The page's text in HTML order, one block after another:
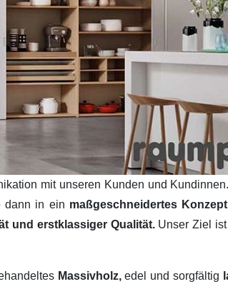
mit unseren Kunden und
dann in ein maßgeschneidertes Konzept
und erstklassiger Qualität.Unser Ziel ist
Massivholz,edel und sorgfältig